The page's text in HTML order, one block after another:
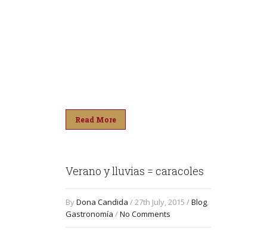
Read More
Verano y lluvias = caracoles
ByDona Candida / 27th July, 2015 /Blog,
Gastronomía /No Comments